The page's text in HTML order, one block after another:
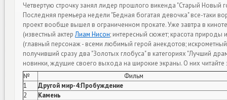
Четвертую строчку занял лидер прошлого викенда "Старый
Последняя премьера недели "Бедная богатая девочка" все-таки
проект вообще вышел в ограниченном прокате. Уже завтра в
(известный актерЛиам Нисон; интересный сюжет; красота природы
(главный персонаж - всеми любимый герой анекдотов;
получивший сразу два "Золотых глобуса" в категориях "Лучший
новинки, ждущие своего выхода на широкие экраны. О них читайте
№
Фильм
1
Другой мир-4:Пробуждение
2
Камень